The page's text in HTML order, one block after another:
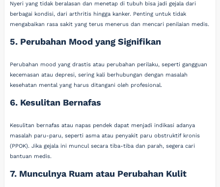
Nyeri yang tidak beralasan dan menetap di tubuh bisa jadi gejala dari
berbagai kondisi, dari arthritis hingga kanker. Penting untuk tidak
mengabaikan rasa sakit yang terus menerus dan mencari penilaian medis.
5. Perubahan Mood yang Signifikan
Perubahan mood yang drastis atau perubahan perilaku, seperti gangguan
kecemasan atau depresi, sering kali berhubungan dengan masalah
kesehatan mental yang harus ditangani oleh profesional.
6. Kesulitan Bernafas
Kesulitan bernafas atau napas pendek dapat menjadi indikasi adanya
masalah paru-paru, seperti asma atau penyakit paru obstruktif kronis
(PPOK). Jika gejala ini muncul secara tiba-tiba dan parah, segera cari
bantuan medis.
7. Munculnya Ruam atau Perubahan Kulit